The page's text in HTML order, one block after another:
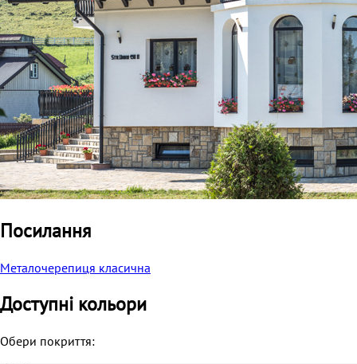
Посилання
Металочерепиця класична
Доступні кольори
Обери покриття: